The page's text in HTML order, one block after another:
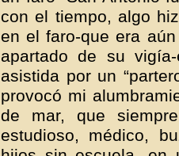
con el tiempo, algo
en el faro-que era
apartado de su
asistida por un
provocó mi
de mar, que
estudioso, médico,